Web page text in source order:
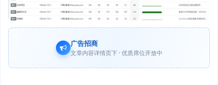
广告招商
文章内容详情页下 · 优质席位开放中